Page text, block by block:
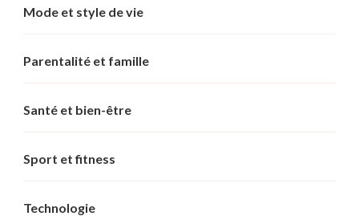
Mode et style de vie
Parentalité et famille
Santé et bien-être
Sport et fitness
Technologie